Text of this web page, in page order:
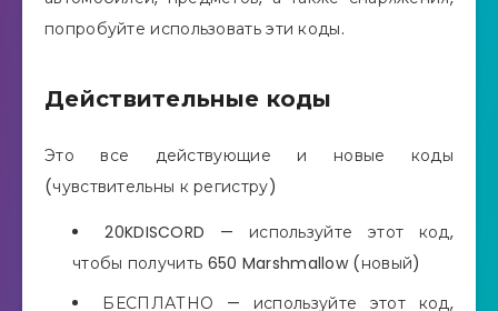
попробуйте использовать эти коды.
Действительные коды
Это все действующие и новые коды
(чувствительны к регистру)
20KDISCORD — используйте этот код,
чтобы получить 650 Marshmallow (новый)
БЕСПЛАТНО — используйте этот код,